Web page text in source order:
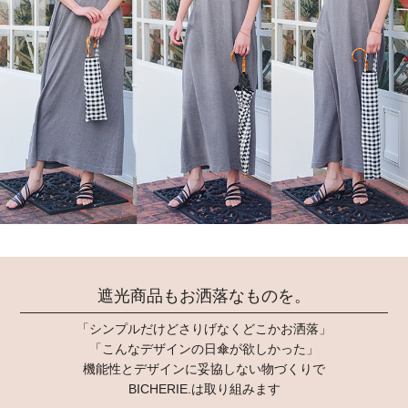
遮光商品もお洒落なものを。
「シンプルだけどさりげなくどこかお洒落」
「こんなデザインの日傘が欲しかった」
機能性とデザインに妥協しない物づくりで
BICHERIE.は取り組みます